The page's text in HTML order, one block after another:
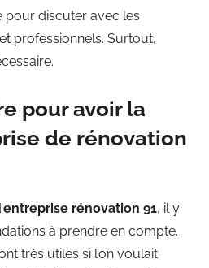
pour discuter avec les
professionnels. Surtout,
pour avoir la
de rénovation
entreprise rénovation 91, il y
à prendre en compte.
très utiles si l’on voulait